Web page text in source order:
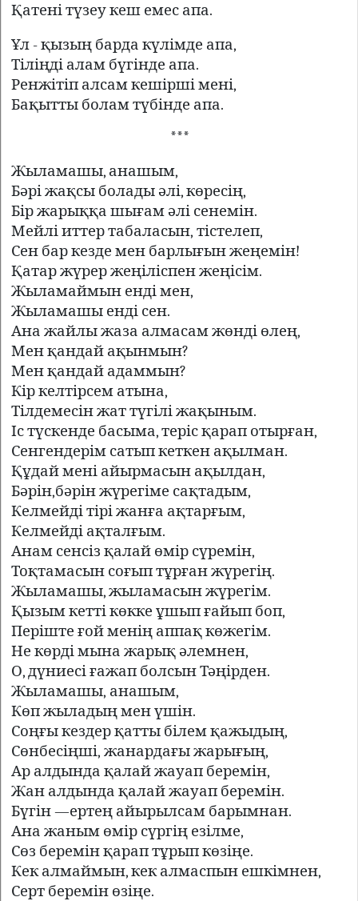
Қатені түзеу кеш емес апа.
Ұл - қызың барда күлімде апа,
Тіліңді алам бүгінде апа.
Ренжітіп алсам кешірші мені,
Бақытты болам түбінде апа.
***
Жыламашы, анашым,
Бәрі жақсы болады әлі, көресің,
Бір жарыққа шығам әлі сенемін.
Мейлі иттер табаласын, тістелеп,
Сен бар кезде мен барлығын жеңемін!
Қатар жүрер жеңіліспен жеңісім.
Жыламаймын енді мен,
Жыламашы енді сен.
Ана жайлы жаза алмасам жөнді өлең,
Мен қандай ақынмын?
Мен қандай адаммын?
Кір келтірсем атына,
Тілдемесінжат түгілі жақыным.
Іс түскенде басыма, теріс қарап отырған,
Сенгендерім сатып кеткен ақылман.
Құдай мені айырмасын ақылдан,
Бәрін,бәрін жүрегіме сақтадым,
Келмейді тірі жанға ақтарғым,
Келмейді ақталғым.
Анам сенсіз қалай өмір сүремін,
Тоқтамасын соғып тұрған жүрегің.
Жыламашы, жыламасын жүрегім.
Қызым кетті көкке ұшып ғайып боп,
Періште ғой менің аппақ көжегім.
Не көрді мына жарық әлемнен,
О, дүниесі ғажап болсын Тәңірден.
Жыламашы, анашым,
Көп жыладың мен үшін.
Соңғы кездер қатты білем қажыдың,
Сөнбесіңші, жанардағы жарығың,
Ар алдында қалай жауап беремін,
Жан алдында қалай жауап беремін.
Бүгін —ертең айырылсам барымнан.
Ана жаным өмір сүргің езілме,
Сөз беремін қарап тұрып көзіңе.
Кек алмаймын, кек алмаспын ешкімнен,
Серт беремін өзіңе.